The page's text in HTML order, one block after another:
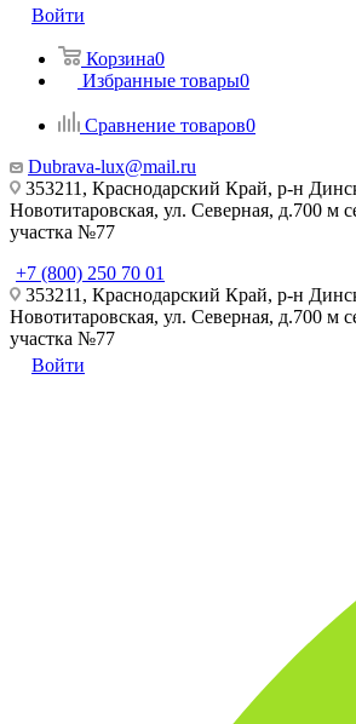
Войти
Корзина0
Избранные товары0
Сравнение товаров0
Dubrava-lux@mail.ru
353211, Краснодарский Край, р-н
Новотитаровская, ул. Северная, д.700 м
участка №77
+7 (800) 250 70 01
353211, Краснодарский Край, р-н
Новотитаровская, ул. Северная, д.700 м
участка №77
Войти